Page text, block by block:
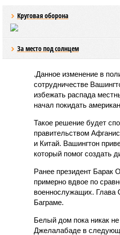
Круговая оборона
За место под солнцем
.Данное изменение в
сотрудничестве
избежать распада
начал покидать
Такое решение будет
правительством
и Китай. Вашингтон
который помог создать
Ранее президент Барак
примерно вдвое по
военнослужащих. Глава
Баграме.
Белый дом пока никак
Джелалабаде в